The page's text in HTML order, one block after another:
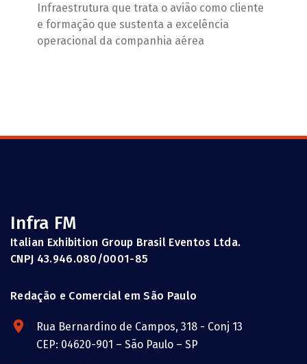
Infraestrutura que trata o avião como cliente
e formação que sustenta a excelência
operacional da companhia aérea
Infra FM
Italian Exhibition Group Brasil Eventos Ltda.
CNPJ 43.946.080/0001-85
Redação e Comercial em São Paulo
Rua Bernardino de Campos, 318 - Conj 13
CEP: 04620-901 – São Paulo – SP